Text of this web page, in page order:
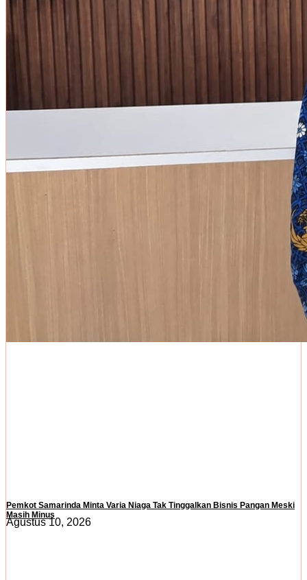
Pemkot Samarinda Minta Varia Niaga Tak Tinggalkan Bisnis Pangan Meski
Masih Minus
Agustus 10, 2026